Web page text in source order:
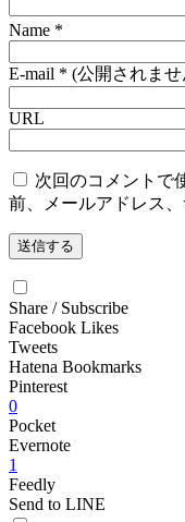
Name *
E-mail * (公開されませ
URL
次回のコメントで
前、メールアドレス、
Share / Subscribe
Facebook Likes
Tweets
Hatena Bookmarks
Pinterest
0
Pocket
Evernote
1
Feedly
Send to LINE